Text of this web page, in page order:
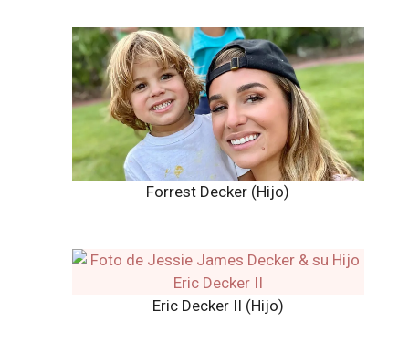
Forrest Decker (Hijo)
Eric Decker II (Hijo)